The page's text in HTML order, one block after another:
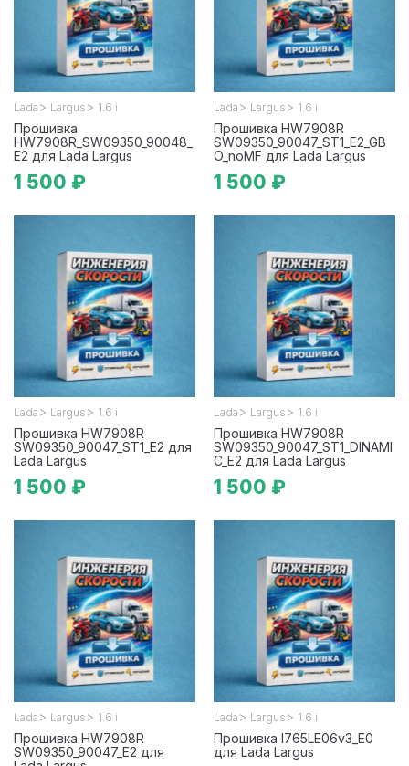
Lada > Largus > 1.6 i
Прошивка
HW7908R_SW09350_90048_
E2 для Lada Largus
1 500 ₽
Lada > Largus > 1.6 i
Прошивка HW7908R
SW09350_90047_ST1_E2_GB
O_noMF для Lada Largus
1 500 ₽
Lada > Largus > 1.6 i
Прошивка HW7908R
SW09350_90047_ST1_E2 для
Lada Largus
1 500 ₽
Lada > Largus > 1.6 i
Прошивка HW7908R
SW09350_90047_ST1_DINAMI
C_E2 для Lada Largus
1 500 ₽
Lada > Largus > 1.6 i
Прошивка HW7908R
SW09350_90047_E2 для
Lada > Largus > 1.6 i
Прошивка I765LE06v3_E0
для Lada Largus